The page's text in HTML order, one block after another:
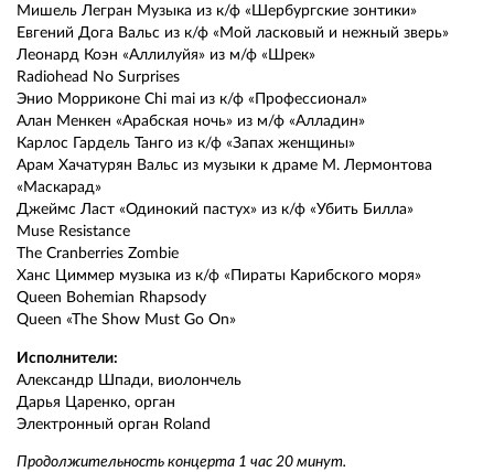
Мишель Легран Музыка из к/ф «Шербургские зонтики»
Евгений Дога Вальс из к/ф «Мой ласковый и нежный зверь»
Леонард Коэн «Аллилуйя» из м/ф «Шрек»
Radiohead No Surprises
Энио Морриконе Chi mai из к/ф «Профессионал»
Алан Менкен «Арабская ночь» из м/ф «Алладин»
Карлос Гардель Танго из к/ф «Запах женщины»
Арам Хачатурян Вальс из музыки к драме М. Лермонтова
«Маскарад»
Джеймс Ласт «Одинокий пастух» из к/ф «Убить Билла»
Muse Resistance
The Cranberries Zombie
Ханс Циммер музыка из к/ф «Пираты Карибского моря»
Queen Bohemian Rhapsody
Queen «The Show Must Go On»
Исполнители:
Александр Шпади, виолончель
Дарья Царенко, орган
Электронный орган Roland
Продолжительность концерта 1 час 20 минут.